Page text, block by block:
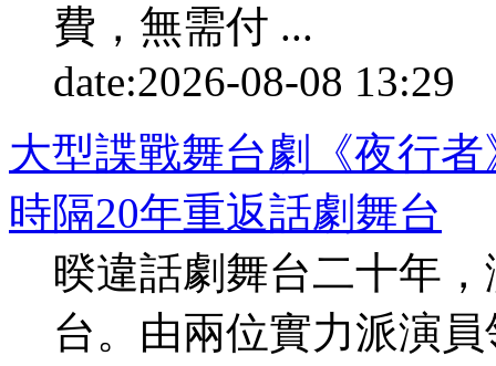
費，無需付 ...
date:2026-08-08 13:29
大型諜戰舞台劇《夜行
時隔20年重返話劇舞台
暌違話劇舞台二十年
台。由兩位實力派演